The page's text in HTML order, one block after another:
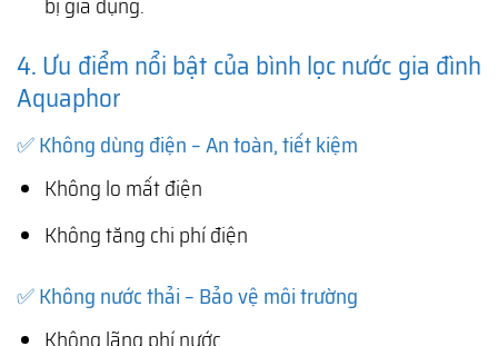
4. Ưu điểm nổi bật của bình lọc nước gia đình
Aquaphor
✅ Không dùng điện – An toàn, tiết kiệm
Không lo mất điện
Không tăng chi phí điện
✅ Không nước thải – Bảo vệ môi trường